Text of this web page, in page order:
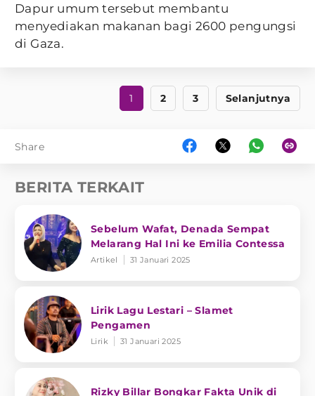
Dapur umum tersebut membantu
menyediakan makanan bagi 2600 pengungsi
di Gaza.
1 2 3 Selanjutnya
Share
BERITA TERKAIT
Sebelum Wafat, Denada Sempat
Melarang Hal Ini ke Emilia Contessa
Artikel 31 Januari 2025
Lirik Lagu Lestari – Slamet
Pengamen
Lirik 31 Januari 2025
Rizky Billar Bongkar Fakta Unik di